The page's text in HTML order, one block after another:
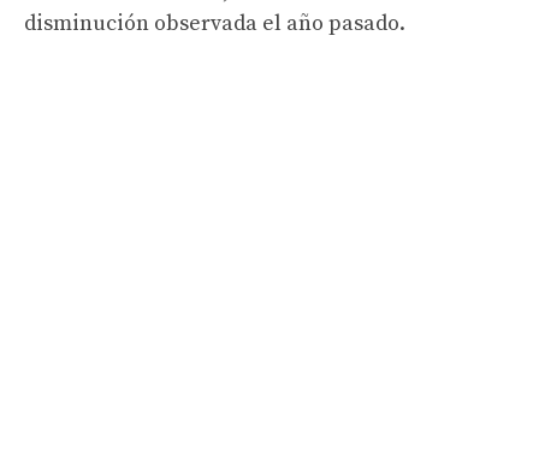
disminución observada el año pasado.